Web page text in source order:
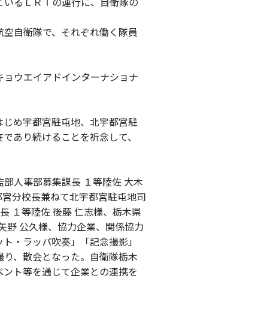
自衛隊で、それぞれ働く隊員
ウエイアドインターナショナ
め宇都宮駐屯地、北宇都宮駐
あり続けることを祈念して、
人事部募集課長 １等陸佐 大木
分校長兼ねて北宇都宮駐屯地司
１等陸佐 後藤 仁志様、栃木県
野 公久様、協力企業、関係協力
・ラッパ吹奏」「記念撮影」
、散会となった。自衛隊栃木
ト等を通じて企業との連携を